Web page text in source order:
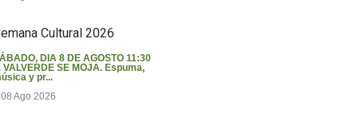
Cultural 2026
DIA 8 DE AGOSTO 11:30
VALVERDE SE MOJA. Espuma,
y pr...
08 Ago 2026